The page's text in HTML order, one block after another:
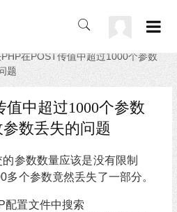
在POST传值中超过1000个参数
题
值中超过1000个参数
数丢失的问题
参数数量应该是没有限制
多个参数竟然丢失了一部分。
配置文件中搜索